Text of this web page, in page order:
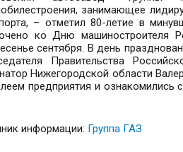
занимающее
– отметил 80-летие в
ко Дню машиностроителя
сентября. В день
Правительства
Нижегородской области
предприятия и ознакомились
информации: Группа ГАЗ